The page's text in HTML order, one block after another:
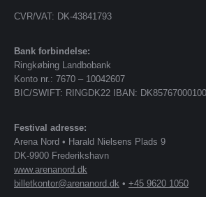
CVR/VAT: DK-43841793
Bank forbindelse:
Ringkøbing Landbobank
Konto nr.: 7670 – 10042607
BIC/SWIFT: RINGDK22 IBAN:
Festival adresse:
Arena Nord • Harald Nielsens Plads 9
DK-9900 Frederikshavn
www.arenanord.dk
billetkontor@arenanord.dk • +45 9620 1050